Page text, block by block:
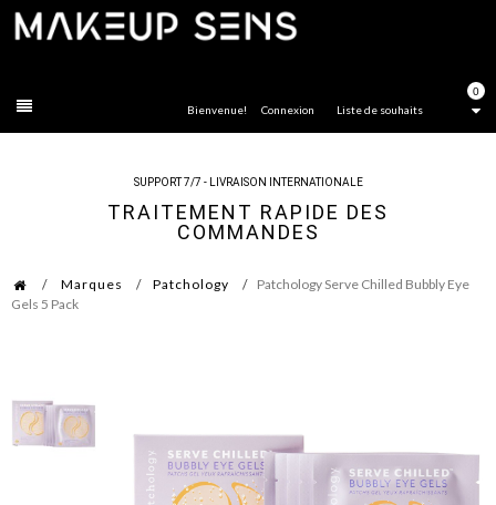
0
Liste de souhaits
Bienvenue! Connexion
SUPPORT 7/7 - LIVRAISON INTERNATIONALE
TRAITEMENT RAPIDE DES
COMMANDES
Marques Patchology
Patchology Serve Chilled Bubbly Eye
Gels 5 Pack